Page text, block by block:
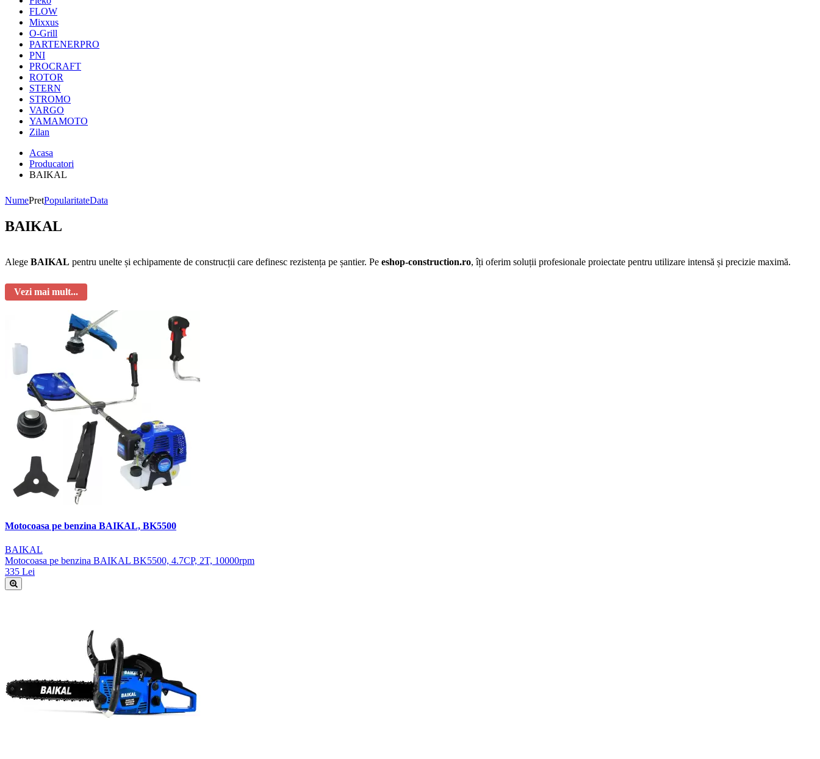
FLOW
Mixxus
O-Grill
PARTENERPRO
PNI
PROCRAFT
ROTOR
STERN
STROMO
VARGO
YAMAMOTO
Zilan
Acasa
Producatori
BAIKAL
NumePretPopularitateData
BAIKAL
Alege BAIKAL pentru unelte și echipamente de construcții care definesc rezistența pe șantier. Pe eshop-construction.ro, îți oferim soluții profesionale proiectate pentru utilizare intensă și precizie maximă.
Vezi mai mult...
Motocoasa pe benzina BAIKAL, BK5500
BAIKAL
Motocoasa pe benzina BAIKAL BK5500, 4.7CP, 2T, 10000rpm
335 Lei